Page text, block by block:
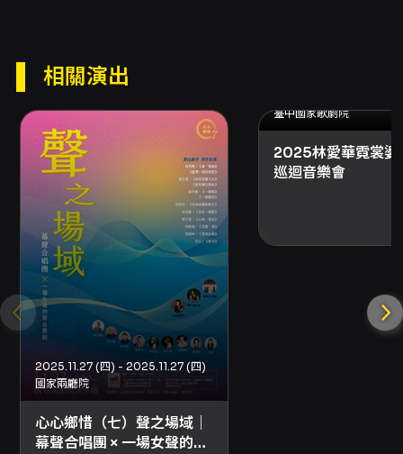
際演出時間而定）的音樂旅程中，體會詩意的細
語與火焰般的爆發如何在鋼琴聲響裡交相輝映。
注意事項
購票與取票 - 網路購票：支援信用卡、Apple
Pay、Google Pay、ATM轉帳，購票前請先加
入會員。 - 超商購票：7-ELEVEN ibon、全家
FamiPort、萊爾富Life-ET（現金）。超商僅提
供電腦自動選位，每筆訂單最多可訂購8張票券。
注意：若購票方案包含輪椅席、輪椅陪同席、優
惠套票、有購買張數限制或須一次購買超過8張等
情形，可能無法於超商購買。 - 分銷點購買：可
使用現金或信用卡，詳情請依分銷點公告。 - 提
供電子票：本節目提供電子票，視主辦單位與場
地方之規定而定，請依結帳頁面顯示選項辦理。
折扣與優待 - 身心障礙人士及其1名陪同者可享5
折，入場時請出示身心障礙手冊，陪同者需與身
障者同時入場。 - 65歲以上年長者購票享5折優
惠，入場請出示證件。 - 兩廳院付費會員與免費
會員(廳院青)可享9折優惠。 - 團體票（10張以
相關演出
2025.11.27 (四) - 2025.11.27 (四)
國家兩廳院
心心鄉惜（七）聲之場域｜
幕聲合唱團 × 一場女聲的聲
臺中國家歌劇院
2025林愛華霓裳婆
巡迴音樂會